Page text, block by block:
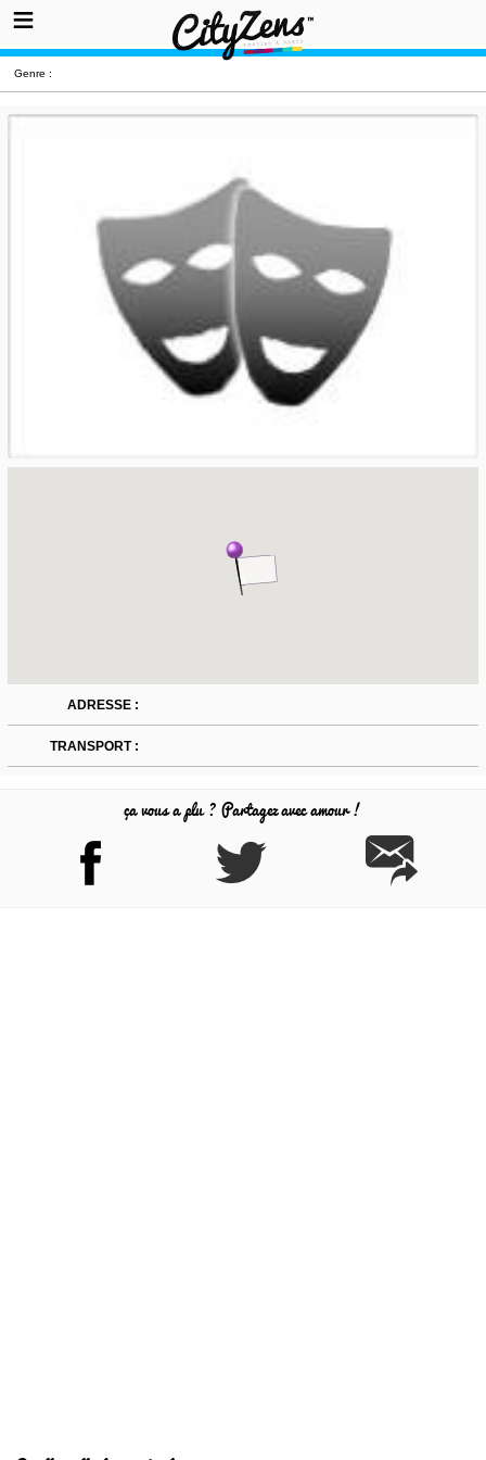
Genre :
ADRESSE :
TRANSPORT :
ça vous a plu ? Partagez avec amour !